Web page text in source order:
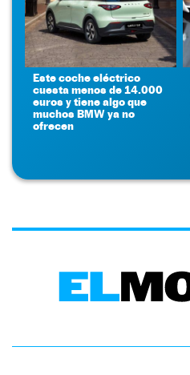
Este coche eléctrico
cuesta menos de 14.000
euros y tiene algo que
muchos BMW ya no
ofrecen